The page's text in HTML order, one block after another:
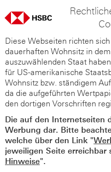
Diese Webseiten richten
dauerhaften Wohnsitz in
auszuwählenden Staat
für US-amerikanische
Wohnsitz bzw. ständigem
da die aufgeführten
den dortigen Vorschriften
Die auf den Internetseiten
Werbung dar. Bitte
welche über den Link "
jeweiligen Seite erreichbar
Hinweise".